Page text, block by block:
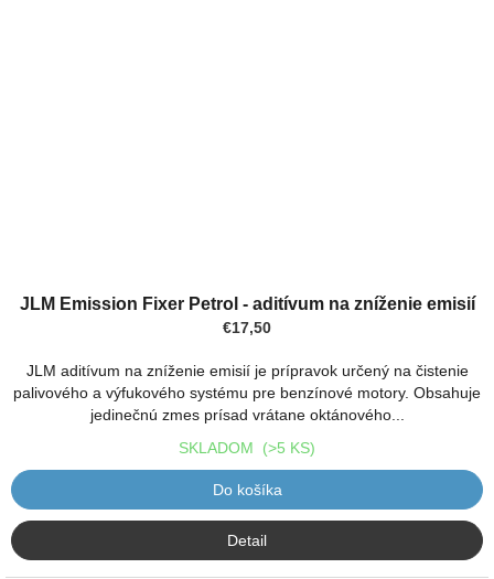
hodnotenie
5,0
z
JLM Emission Fixer Petrol - aditívum na zníženie emisií
€17,50
JLM aditívum na zníženie emisií je prípravok určený na čistenie
palivového a výfukového systému pre benzínové motory. Obsahuje
jedinečnú zmes prísad vrátane oktánového...
SKLADOM (>5 KS)
Do košíka
Detail